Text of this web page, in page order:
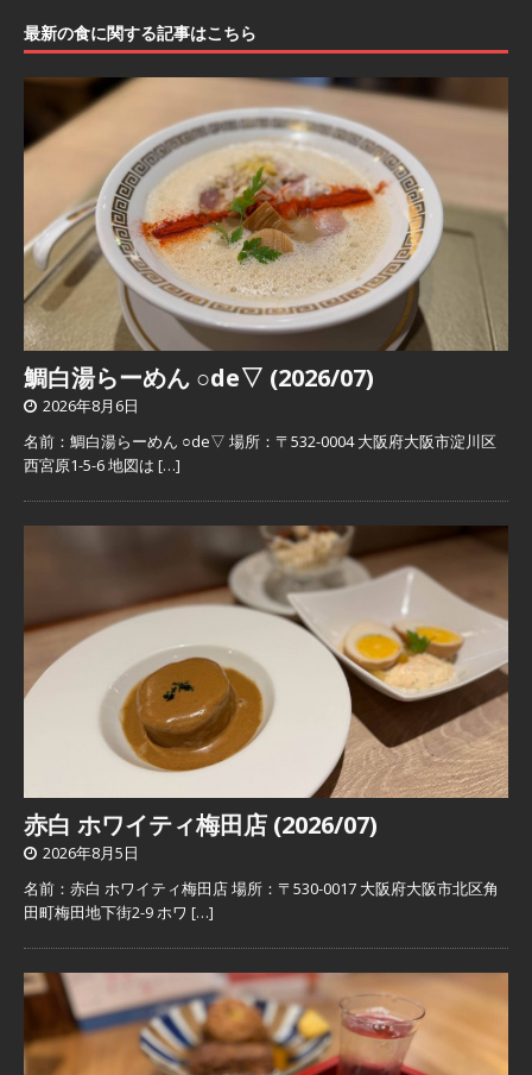
最新の食に関する記事はこちら
鯛白湯らーめん ○de▽ (2026/07)
2026年8月6日
名前：鯛白湯らーめん ○de▽ 場所：〒532-0004 大阪府大阪市淀川区
西宮原1-5-6 地図は […]
赤白 ホワイティ梅田店 (2026/07)
2026年8月5日
名前：赤白 ホワイティ梅田店 場所：〒530-0017 大阪府大阪市北区角
田町梅田地下街2-9 ホワ […]